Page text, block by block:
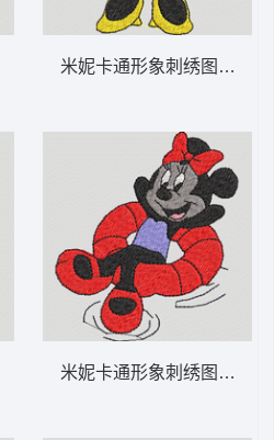
妮 32-DST格式
妮 31-DST格式
米妮卡通形象刺绣图案 米
米妮卡通形象刺绣图案 米